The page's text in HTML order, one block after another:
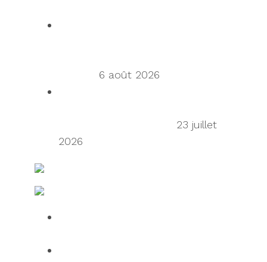
6 août 2026
23 juillet
2026